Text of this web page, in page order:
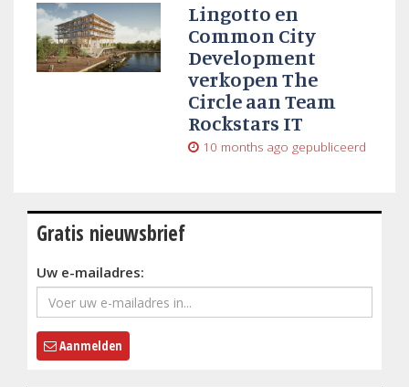
Lingotto en
Common City
Development
verkopen The
Circle aan Team
Rockstars IT
10 months ago gepubliceerd
Gratis nieuwsbrief
Uw e-mailadres:
Aanmelden